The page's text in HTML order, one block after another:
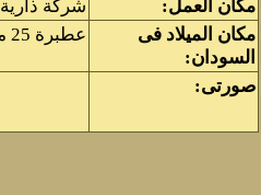
مكان العمل:
شركة
مكان الميلاد فى
السودان:
عطبرة 25 مايو
صورتى: